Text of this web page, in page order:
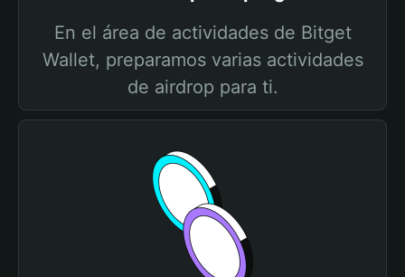
En el área de actividades de Bitget
Wallet, preparamos varias actividades
de airdrop para ti.